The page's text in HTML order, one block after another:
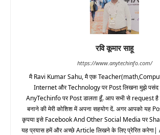
रवि कूमार साहू
https://www.anytechinfo.com/
मै Ravi Kumar Sahu, मै एक
Internet और Technology पर Post लिखना मुझे पसंद
AnyTechinfo पर Post डालता हूँ. आप सभी से request
बनाने की मेरी कोशिश में अपना सहयोग दें. अगर आपको यह
कृपया इसे Facebook And Other Social Media पर
यह प्रयास हमें और अच्छे Article लिखने के लिए प्रेरित